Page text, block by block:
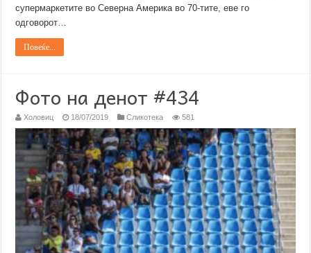
супермаркетите во Северна Америка во 70-тите, еве го
одговорот…
Повеќе...
Фото на денот #434
Холовиц 18/07/2019 Сликотека 581